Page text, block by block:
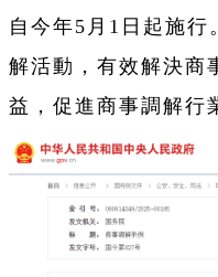
自今年5月1日起施行
解活動，有效解決商
益，促進商事調解行